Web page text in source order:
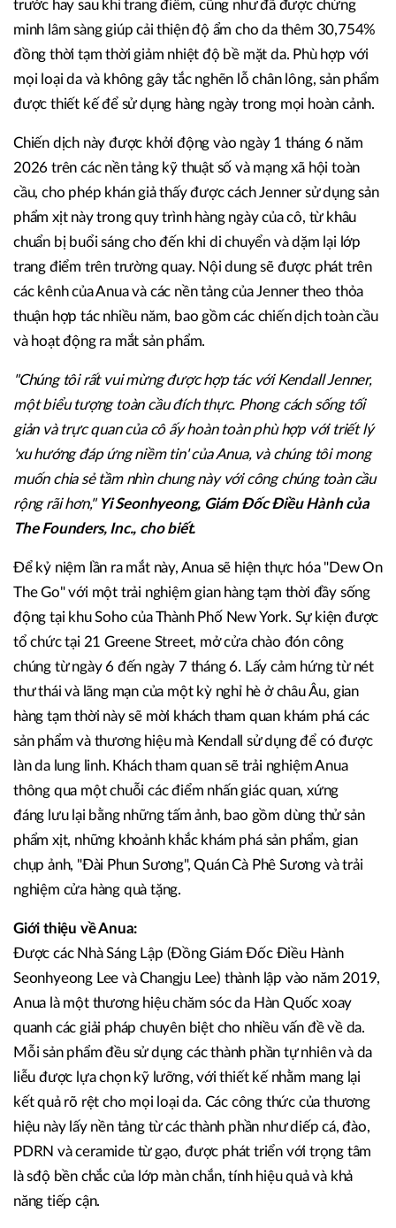
trước hay sau khi trang điểm, cũng như đã được chứng
minh lâm sàng giúp cải thiện độ ẩm cho da thêm 30,754%
đồng thời tạm thời giảm nhiệt độ bề mặt da. Phù hợp với
mọi loại da và không gây tắc nghẽn lỗ chân lông, sản phẩm
được thiết kế để sử dụng hàng ngày trong mọi hoàn cảnh.
Chiến dịch này được khởi động vào ngày 1 tháng 6 năm
2026 trên các nền tảng kỹ thuật số và mạng xã hội toàn
cầu, cho phép khán giả thấy được cách Jenner sử dụng sản
phẩm xịt này trong quy trình hàng ngày của cô, từ khâu
chuẩn bị buổi sáng cho đến khi di chuyển và dặm lại lớp
trang điểm trên trường quay. Nội dung sẽ được phát trên
các kênh của Anua và các nền tảng của Jenner theo thỏa
thuận hợp tác nhiều năm, bao gồm các chiến dịch toàn cầu
và hoạt động ra mắt sản phẩm.
"Chúng tôi rất vui mừng được hợp tác với Kendall Jenner,
một biểu tượng toàn cầu đích thực. Phong cách sống tối
giản và trực quan của cô ấy hoàn toàn phù hợp với triết lý
'xu hướng đáp ứng niềm tin' của Anua, và chúng tôi mong
muốn chia sẻ tầm nhìn chung này với công chúng toàn cầu
rộng rãi hơn," Yi Seonhyeong, Giám Đốc Điều Hành của
The Founders, Inc., cho biết.
Để kỷ niệm lần ra mắt này, Anua sẽ hiện thực hóa "Dew On
The Go" với một trải nghiệm gian hàng tạm thời đầy sống
động tại khu Soho của Thành Phố New York. Sự kiện được
tổ chức tại 21 Greene Street, mở cửa chào đón công
chúng từ ngày 6 đến ngày 7 tháng 6. Lấy cảm hứng từ nét
thư thái và lãng mạn của một kỳ nghỉ hè ở châu Âu, gian
hàng tạm thời này sẽ mời khách tham quan khám phá các
sản phẩm và thương hiệu mà Kendall sử dụng để có được
làn da lung linh. Khách tham quan sẽ trải nghiệm Anua
thông qua một chuỗi các điểm nhấn giác quan, xứng
đáng lưu lại bằng những tấm ảnh, bao gồm dùng thử sản
phẩm xịt, những khoảnh khắc khám phá sản phẩm, gian
chụp ảnh, "Đài Phun Sương", Quán Cà Phê Sương và trải
nghiệm cửa hàng quà tặng.
Giới thiệu về Anua:
Được các Nhà Sáng Lập (Đồng Giám Đốc Điều Hành
Seonhyeong Lee và Changju Lee) thành lập vào năm 2019,
Anua là một thương hiệu chăm sóc da Hàn Quốc xoay
quanh các giải pháp chuyên biệt cho nhiều vấn đề về da.
Mỗi sản phẩm đều sử dụng các thành phần tự nhiên và da
liễu được lựa chọn kỹ lưỡng, với thiết kế nhằm mang lại
kết quả rõ rệt cho mọi loại da. Các công thức của thương
hiệu này lấy nền tảng từ các thành phần như diếp cá, đào,
PDRN và ceramide từ gạo, được phát triển với trọng tâm
là sđộ bền chắc của lớp màn chắn, tính hiệu quả và khả
năng tiếp cận.